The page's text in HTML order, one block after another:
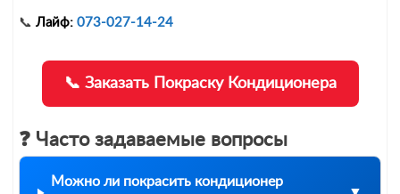
📞 Лайф: 073-027-14-24
📞 Заказать Покраску Кондиционера
❓ Часто задаваемые вопросы
Можно ли покрасить кондиционер